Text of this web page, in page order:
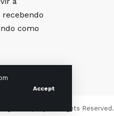
Accept
como
Company. All Rights Reserved.